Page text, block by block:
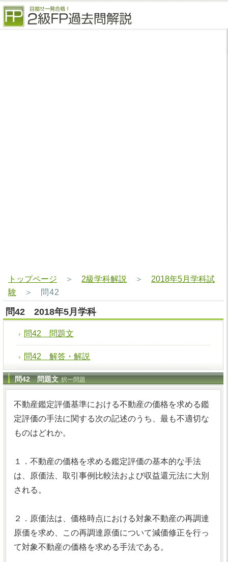
トップページ ＞ 2級学科解説 ＞ 2018年5月学科試
験 ＞ 問42
問42 2018年5月学科
問42 問題文
問42 解答・解説
問42 問題文 択一問題
不動産鑑定評価基準における不動産の価格を求める鑑
定評価の手法に関する次の記述のうち、最も不適切な
ものはどれか。
１．不動産の価格を求める鑑定評価の基本的な手法
は、原価法、取引事例比較法および収益還元法に大別
される。
２．原価法は、価格時点における対象不動産の再調達
原価を求め、この再調達原価について減価修正を行っ
て対象不動産の価格を求める手法である。